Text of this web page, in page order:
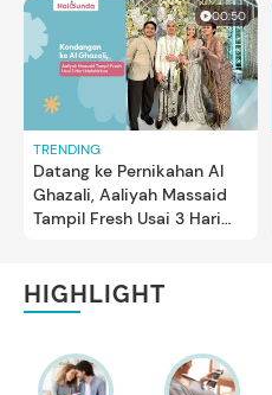
00:50
TRENDING
Datang ke Pernikahan Al
Ghazali, Aaliyah Massaid
Tampil Fresh Usai 3 Hari
HIGHLIGHT